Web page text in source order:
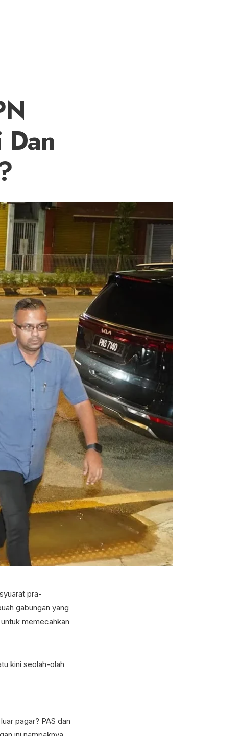
pra-
gabungan yang
memecahkan
kini seolah-olah
pagar? PAS dan